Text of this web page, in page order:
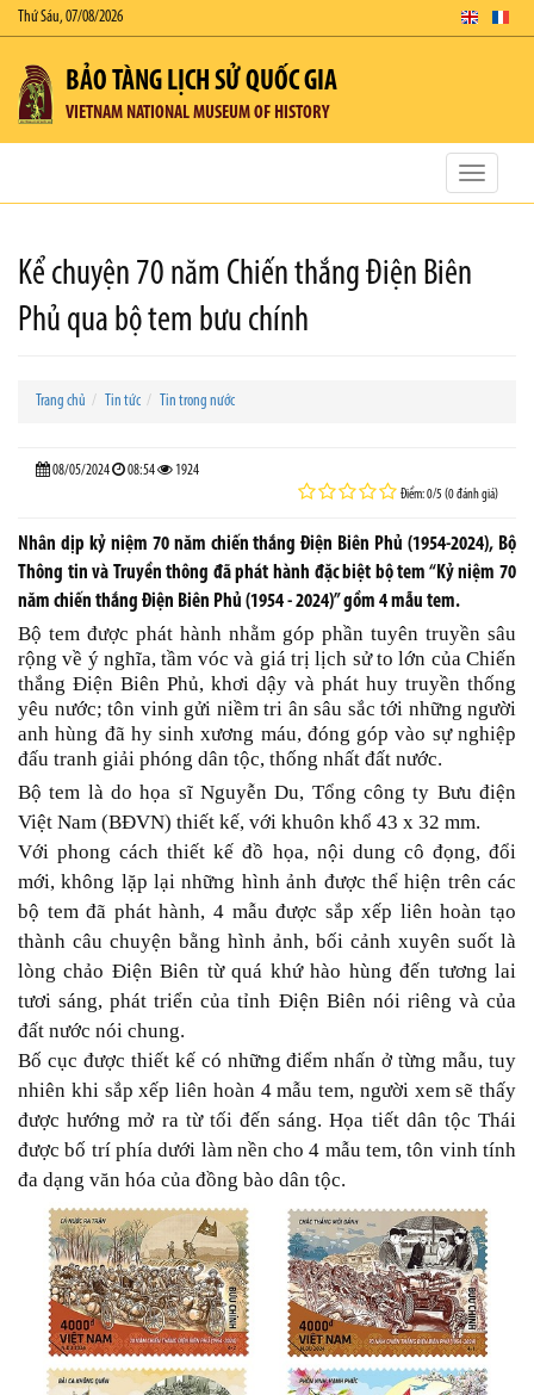
Thứ Sáu, 07/08/2026
BẢO TÀNG LỊCH SỬ QUỐC GIA
VIETNAM NATIONAL MUSEUM OF HISTORY
Toggle
Kể chuyện 70 năm Chiến thắng Điện Biên
Phủ qua bộ tem bưu chính
Trang chủ Tin tức Tin trong nước
08/05/2024 08:54 1924
Điểm: 0/5 (0 đánh giá)
Nhân dịp kỷ niệm 70 năm chiến thắng Điện Biên Phủ (1954-2024), Bộ
Thông tin và Truyền thông đã phát hành đặc biệt bộ tem “Kỷ niệm 70
năm chiến thắng Điện Biên Phủ (1954 - 2024)” gồm 4 mẫu tem.
Bộ tem được phát hành nhằm góp phần tuyên truyền sâu
rộng về ý nghĩa, tầm vóc và giá trị lịch sử to lớn của Chiến
thắng Điện Biên Phủ, khơi dậy và phát huy truyền thống
yêu nước; tôn vinh gửi niềm tri ân sâu sắc tới những người
anh hùng đã hy sinh xương máu, đóng góp vào sự nghiệp
đấu tranh giải phóng dân tộc, thống nhất đất nước.
Bộ tem là do họa sĩ Nguyễn Du, Tổng công ty Bưu điện
Việt Nam (BĐVN) thiết kế, với khuôn khổ 43 x 32 mm.
Với phong cách thiết kế đồ họa, nội dung cô đọng, đổi
mới, không lặp lại những hình ảnh được thể hiện trên các
bộ tem đã phát hành, 4 mẫu được sắp xếp liên hoàn tạo
thành câu chuyện bằng hình ảnh, bối cảnh xuyên suốt là
lòng chảo Điện Biên từ quá khứ hào hùng đến tương lai
tươi sáng, phát triển của tỉnh Điện Biên nói riêng và của
đất nước nói chung.
Bố cục được thiết kế có những điểm nhấn ở từng mẫu, tuy
nhiên khi sắp xếp liên hoàn 4 mẫu tem, người xem sẽ thấy
được hướng mở ra từ tối đến sáng. Họa tiết dân tộc Thái
được bố trí phía dưới làm nền cho 4 mẫu tem, tôn vinh tính
đa dạng văn hóa của đồng bào dân tộc.